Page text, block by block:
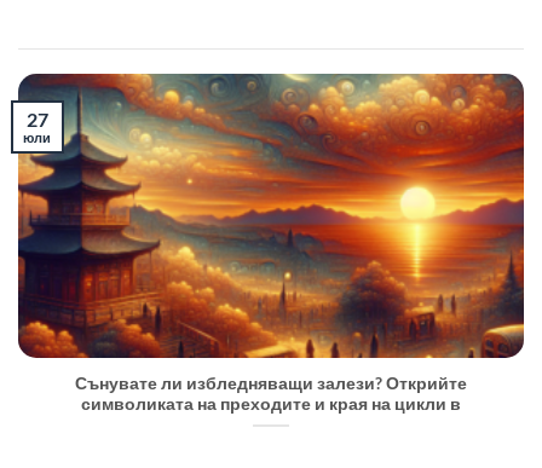
Сънувате ли избледняващи залези? Открийте
символиката на преходите и края на цикли в
27
юли